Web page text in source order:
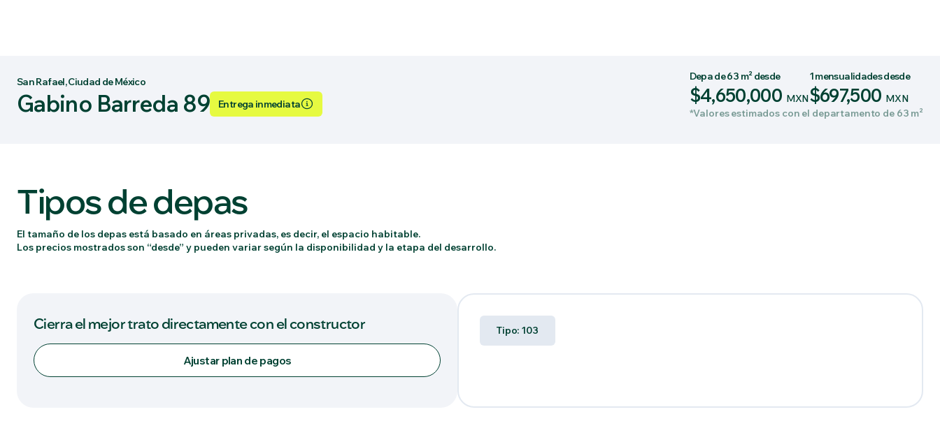
Entrega inmediata
Gabino Barreda 89
San Rafael, Ciudad de México Depa de 63 m² desde
$4,650,000 MXN
1 mensualidades desde
$697,500 MXN
*Valores estimados con el departamento de 63 m²
Tipos de depas
El tamaño de los depas está basado en áreas privadas, es decir, el espacio habitable.
Los precios mostrados son “desde” y pueden variar según la disponibilidad y la etapa del desarrollo.
Tipo: 103
Cierra el mejor trato directamente con el constructor
Ajustar plan de pagos